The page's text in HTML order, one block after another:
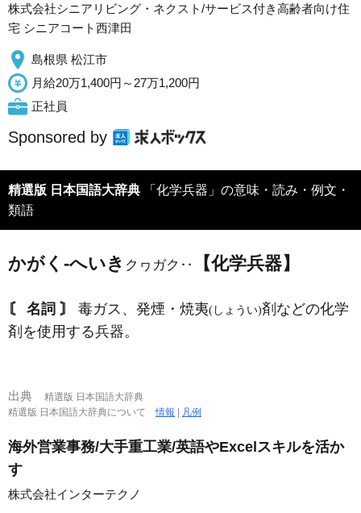
株式会社シニアリビング・ネクスト/サービス付き高齢者向け住
宅 シニアコート西津田
島根県 松江市
月給20万1,400円～27万1,200円
正社員
Sponsored by
精選版 日本国語大辞典 「化学兵器」の意味・読み・例文・
類語
かがく‐へいき クヮガク‥ 【化学兵器】
〘 名詞 〙 毒ガス、発煙・焼夷(しょうい)剤などの化学
剤を使用する兵器。
出典
精選版 日本国語大辞典
精選版 日本国語大辞典について情報 凡例
海外営業事務/大手重工業/英語やExcelスキルを活か
す
株式会社インターテクノ